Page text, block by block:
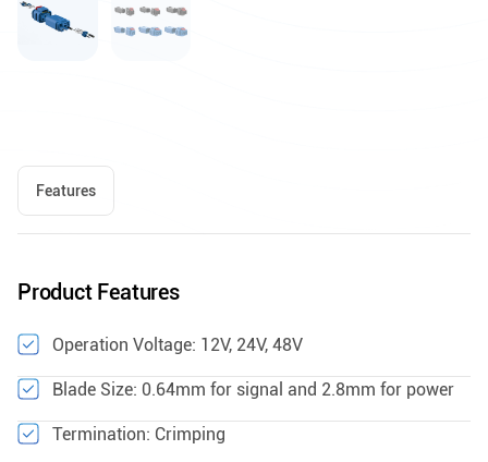
Features
Product Features
Operation Voltage: 12V, 24V, 48V
Blade Size: 0.64mm for signal and 2.8mm for power
Termination: Crimping